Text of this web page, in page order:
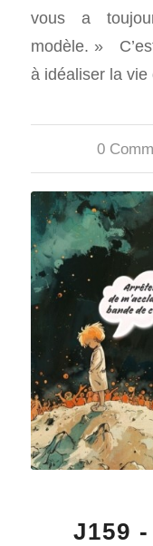
vous a
modèle. »
à idéaliser la
0
J159